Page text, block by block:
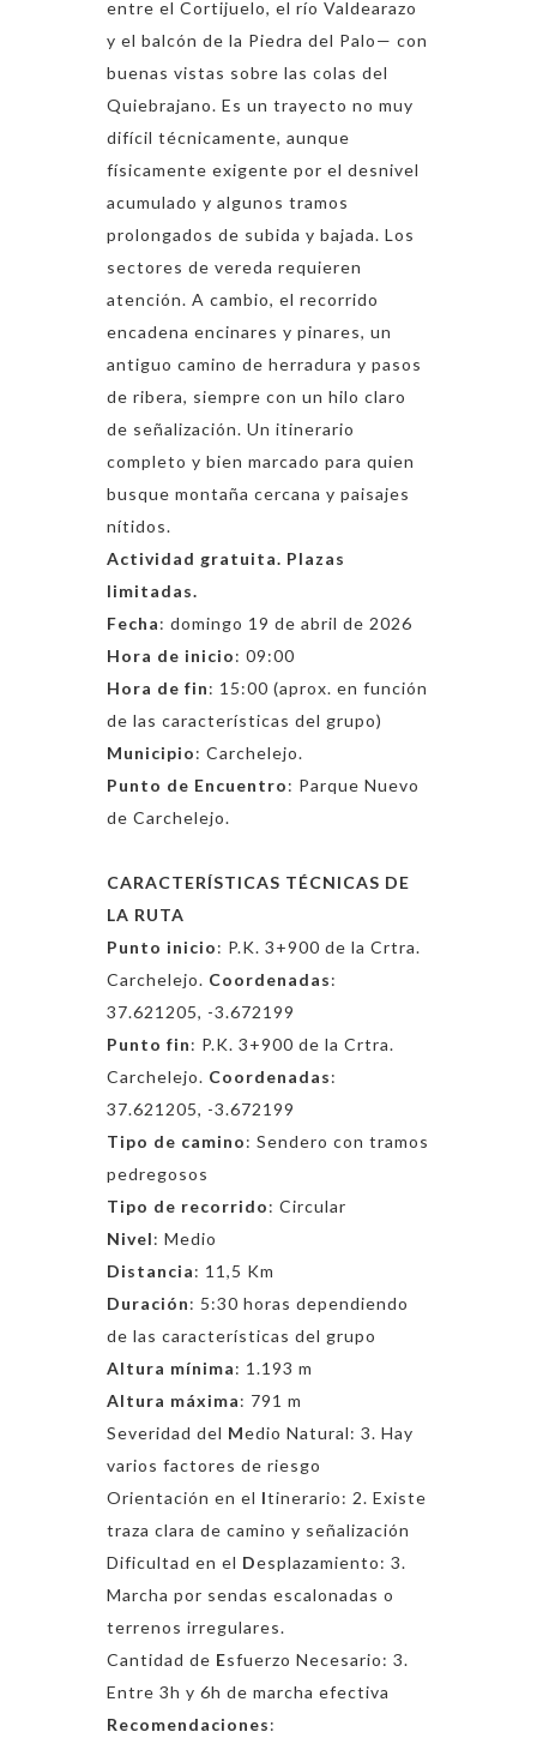
entre el Cortijuelo, el río Valdearazo
y el balcón de la Piedra del Palo— con
buenas vistas sobre las colas del
Quiebrajano. Es un trayecto no muy
difícil técnicamente, aunque
físicamente exigente por el desnivel
acumulado y algunos tramos
prolongados de subida y bajada. Los
sectores de vereda requieren
atención. A cambio, el recorrido
encadena encinares y pinares, un
antiguo camino de herradura y pasos
de ribera, siempre con un hilo claro
de señalización. Un itinerario
completo y bien marcado para quien
busque montaña cercana y paisajes
nítidos.
Actividad gratuita. Plazas
limitadas.
Fecha: domingo 19 de abril de 2026
Hora de inicio: 09:00
Hora de fin: 15:00 (aprox. en función
de las características del grupo)
Municipio: Carchelejo.
Punto de Encuentro: Parque Nuevo
de Carchelejo.
CARACTERÍSTICAS TÉCNICAS DE
LA RUTA
Punto inicio: P.K. 3+900 de la Crtra.
Carchelejo. Coordenadas:
37.621205, -3.672199
Punto fin: P.K. 3+900 de la Crtra.
Carchelejo. Coordenadas:
37.621205, -3.672199
Tipo de camino: Sendero con tramos
pedregosos
Tipo de recorrido: Circular
Nivel: Medio
Distancia: 11,5 Km
Duración: 5:30 horas dependiendo
de las características del grupo
Altura mínima: 1.193 m
Altura máxima: 791 m
Severidad del Medio Natural: 3. Hay
varios factores de riesgo
Orientación en el Itinerario: 2. Existe
traza clara de camino y señalización
Dificultad en el Desplazamiento: 3.
Marcha por sendas escalonadas o
terrenos irregulares.
Cantidad de Esfuerzo Necesario: 3.
Entre 3h y 6h de marcha efectiva
Recomendaciones: